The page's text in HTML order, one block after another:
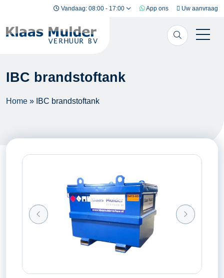
Ga naar inhoud Vandaag: 08:00 - 17:00 App ons Uw aanvraag
IBC brandstoftank
Home » IBC brandstoftank